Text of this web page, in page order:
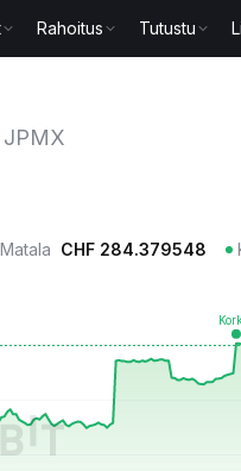
Rahoitus Tutustu
JPMX
Matala CHF 284.379548